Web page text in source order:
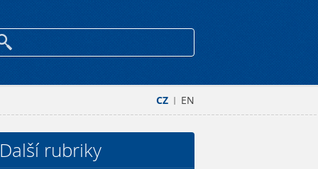
CZ | EN
Další rubriky